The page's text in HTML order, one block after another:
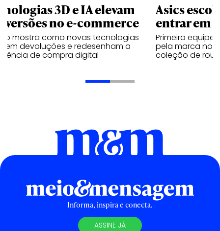
3D e IA elevam
no e-commerce
mostra como novas tecnologias
devoluções e redesenham a
de compra digital
Asics
entrar em
Primeira
pela marca no
coleção de
Informa, inspira e conecta.
ASSINE JÁ